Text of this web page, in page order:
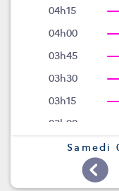
04h15
04h00
03h45
03h30
03h15
03h00
02h45Samedi